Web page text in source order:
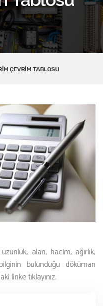
ÇEVRIM TABLOSU
alan, hacim, ağırlık,
bulunduğu döküman
linke tıklayınız.